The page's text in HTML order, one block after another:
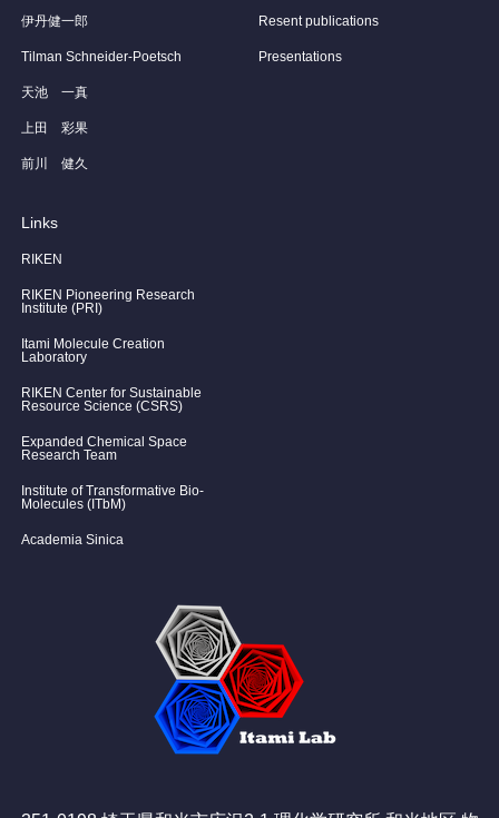
伊丹健一郎
Tilman Schneider-Poetsch
天池 一真
上田 彩果
前川 健久
Resent publications
Presentations
Links
RIKEN
RIKEN Pioneering Research
Institute (PRI)
Itami Molecule Creation
Laboratory
RIKEN Center for Sustainable
Resource Science (CSRS)
Expanded Chemical Space
Research Team
Institute of Transformative Bio-
Molecules (ITbM)
Academia Sinica